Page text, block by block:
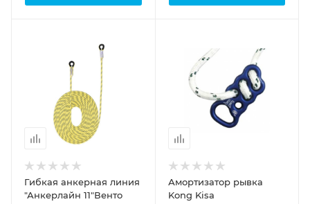
Гибкая анкерная линия
"Анкерлайн 11"Венто
Амортизатор рывка
Kong Kisa